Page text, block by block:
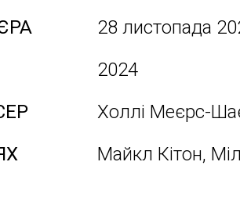
28 листопада
2024
Холлі Меєрс-
Майкл Кітон,